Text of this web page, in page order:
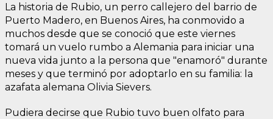
La historia de Rubio, un perro callejero del barrio de
Puerto Madero, en Buenos Aires, ha conmovido a
muchos desde que se conoció que este viernes
tomará un vuelo rumbo a Alemania para iniciar una
nueva vida junto a la persona que "enamoró" durante
meses y que terminó por adoptarlo en su familia: la
azafata alemana Olivia Sievers.
Pudiera decirse que Rubio tuvo buen olfato para